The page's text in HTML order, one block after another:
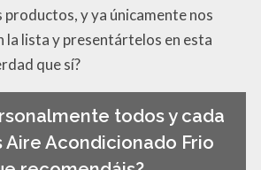
productos, y ya únicamente nos
la lista y presentártelos en esta
que sí?
todos y cada
Aire Acondicionado Frio